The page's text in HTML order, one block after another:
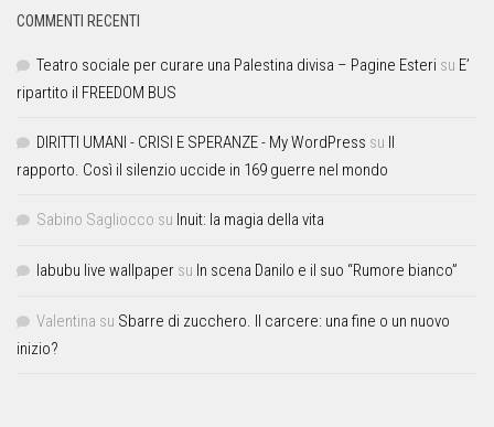
COMMENTI RECENTI
Teatro sociale per curare una Palestina divisa – Pagine Esteri su E’
ripartito il FREEDOM BUS
DIRITTI UMANI - CRISI E SPERANZE - My WordPress su Il
rapporto. Così il silenzio uccide in 169 guerre nel mondo
Sabino Sagliocco su Inuit: la magia della vita
labubu live wallpaper su In scena Danilo e il suo “Rumore bianco”
Valentina su Sbarre di zucchero. Il carcere: una fine o un nuovo
inizio?